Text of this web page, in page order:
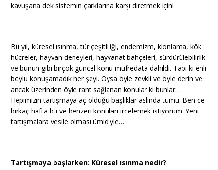
kavuşana dek sistemin çarklarına karşı diretmek için!
Bu yıl, küresel ısınma, tür çeşitliliği, endemizm, klonlama, kök
hücreler, hayvan deneyleri, hayvanat bahçeleri, sürdürülebilirlik
ve bunun gibi birçok güncel konu müfredata dahildi. Tabi ki enli
boylu konuşamadık her şeyi. Oysa öyle zevkli ve öyle derin ve
ancak üzerinden öyle rant sağlanan konular ki bunlar…
Hepimizin tartışmaya aç olduğu başlıklar aslında tümü. Ben de
birkaç hafta bu ve benzeri konuları irdelemek istiyorum. Yeni
tartışmalara vesile olması ümidiyle…
Tartışmaya başlarken: Küresel ısınma nedir?